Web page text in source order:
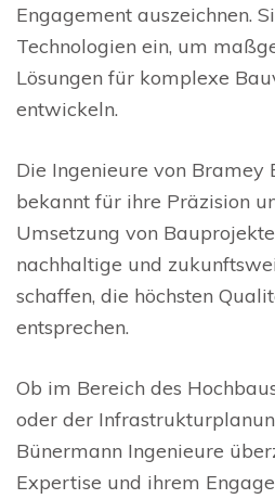
Engagement auszeichnen.
Technologien ein, um
Lösungen für komplexe
entwickeln.
Die Ingenieure von Bramey
bekannt für ihre Präzision
Umsetzung von
nachhaltige und
schaffen, die höchsten
entsprechen.
Ob im Bereich des
oder der
Bünermann Ingenieure
Expertise und ihrem